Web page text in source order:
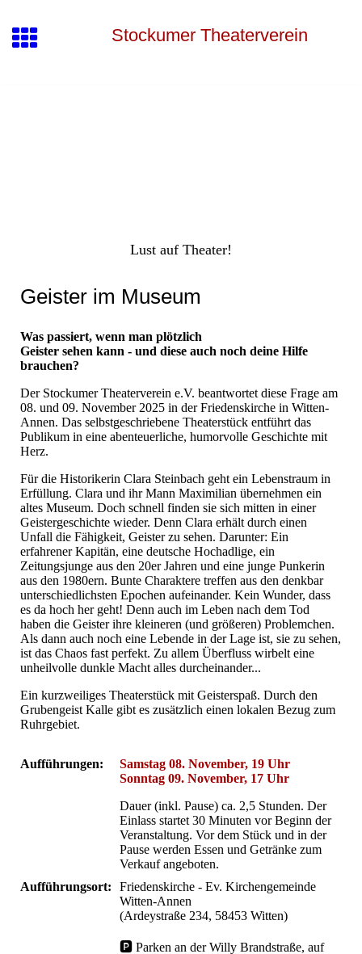
Stockumer Theaterverein
Lust auf Theater!
Geister im Museum
Was passiert, wenn man plötzlich
Geister sehen kann - und diese auch noch deine Hilfe
brauchen?
Der Stockumer Theaterverein e.V. beantwortet diese Frage am
08. und 09. November 2025 in der Friedenskirche in Witten-
Annen. Das selbstgeschriebene Theaterstück entführt das
Publikum in eine abenteuerliche, humorvolle Geschichte mit
Herz.
Für die Historikerin Clara Steinbach geht ein Lebenstraum in
Erfüllung. Clara und ihr Mann Maximilian übernehmen ein
altes Museum. Doch schnell finden sie sich mitten in einer
Geistergeschichte wieder. Denn Clara erhält durch einen
Unfall die Fähigkeit, Geister zu sehen. Darunter: Ein
erfahrener Kapitän, eine deutsche Hochadlige, ein
Zeitungsjunge aus den 20er Jahren und eine junge Punkerin
aus den 1980ern. Bunte Charaktere treffen aus den denkbar
unterschiedlichsten Epochen aufeinander. Kein Wunder, dass
es da hoch her geht! Denn auch im Leben nach dem Tod
haben die Geister ihre kleineren (und größeren) Problemchen.
Als dann auch noch eine Lebende in der Lage ist, sie zu sehen,
ist das Chaos fast perfekt. Zu allem Überfluss wirbelt eine
unheilvolle dunkle Macht alles durcheinander...
Ein kurzweiliges Theaterstück mit Geisterspaß. Durch den
Grubengeist Kalle gibt es zusätzlich einen lokalen Bezug zum
Ruhrgebiet.
Aufführungen:
Samstag 08. November, 19 Uhr
Sonntag 09. November, 17 Uhr
Dauer (inkl. Pause) ca. 2,5 Stunden. Der
Einlass startet 30 Minuten vor Beginn der
Veranstaltung. Vor dem Stück und in der
Pause werden Essen und Getränke zum
Verkauf angeboten.
Aufführungsort:
Friedenskirche - Ev. Kirchengemeinde
Witten-Annen
(Ardeystraße 234, 58453 Witten)
🅿 Parken an der Willy Brandstraße, auf